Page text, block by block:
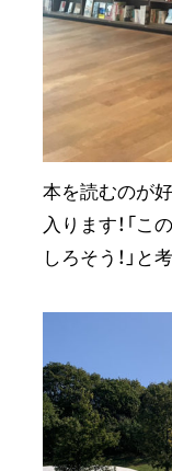
本を読むのが
入ります！「こ
しろそう！」と